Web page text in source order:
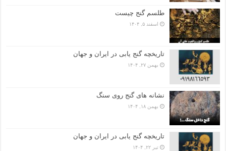
طلسم گنج چیست
اسفند ۵, ۱۴۰۴
تاریخچه گنج‌ یابی در ایران و جهان
بهمن ۲۷, ۱۴۰۴
نشانه های گنج روی سنگ
بهمن ۱۸, ۱۴۰۴
تاریخچه گنج‌ یابی در ایران و جهان
تیر ۲۲, ۱۴۰۴